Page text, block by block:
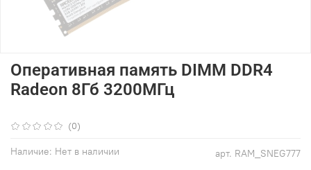
(0)
арт. RAM_SNEG777
Наличие: Нет в наличии
Оперативная память DIMM DDR4
Radeon 8Гб 3200МГц